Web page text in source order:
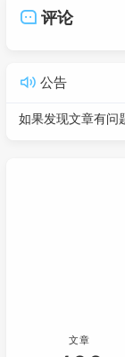
评论
公告
如果发现文章有问
文章